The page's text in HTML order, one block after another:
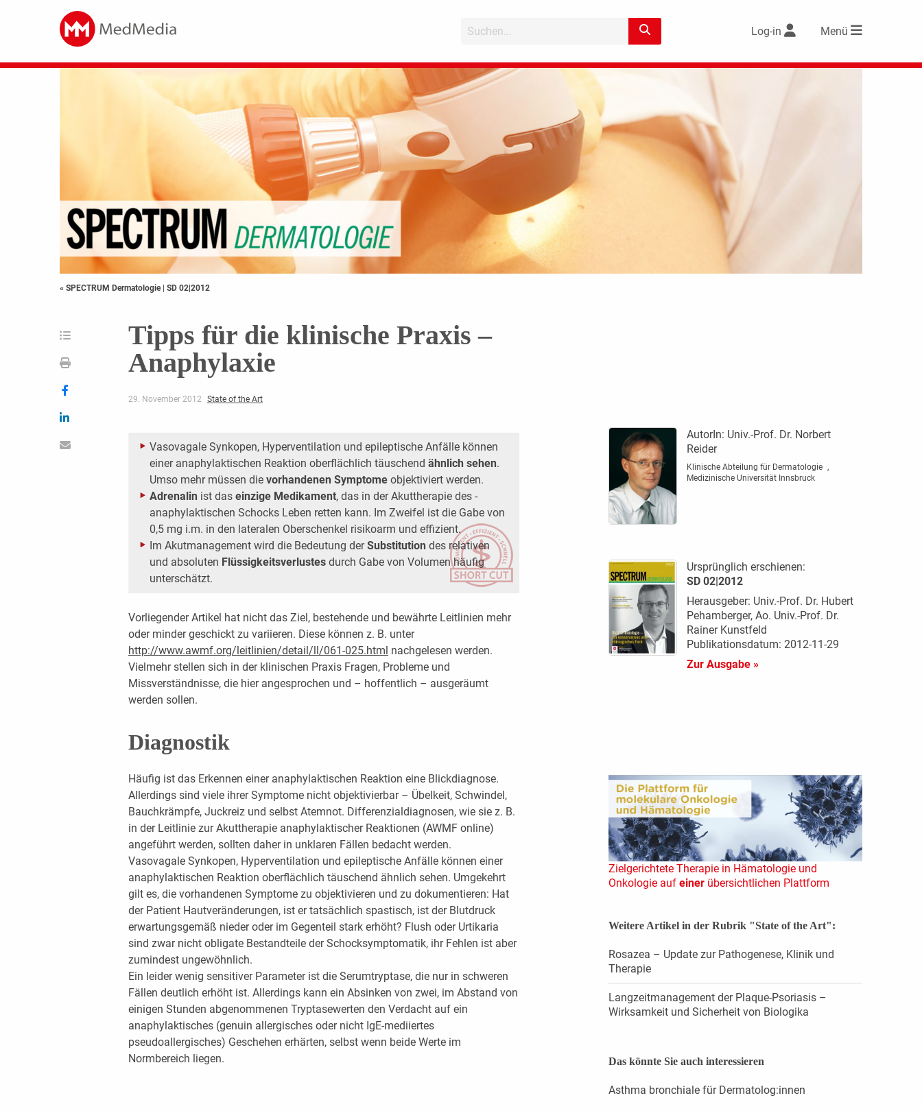
Log-in Menü
« SPECTRUM Dermatologie | SD 02|2012
Tipps für die klinische Praxis –
Anaphylaxie
29. November 2012 State of the Art
Vasovagale Synkopen, Hyperventilation und epileptische Anfälle können
einer anaphylaktischen Reaktion oberflächlich täuschend ähnlich sehen.
Umso mehr müssen die vorhandenen ­Symptomeobjektiviert werden.
Adrenalin ist das einzige Medikament, das in der Akuttherapie des ­
anaphylaktischen Schocks Leben retten kann. Im Zweifel ist die Gabe von
0,5 mg i.m. in den lateralen Oberschenkel risikoarm und effizient.
Im Akutmanagement wird die Bedeutung derSubstitution des relativen
und absoluten Flüssigkeitsverlustesdurch Gabe von Volumen häufig
unterschätzt.
Vorliegender Artikel hat nicht das Ziel, bestehende und bewährte Leitlinien mehr
oder minder geschickt zu variieren. Diese können z. B. unter
http://www.awmf.org/leitlinien/detail/ll/061-025.html nachgelesen werden.
Vielmehr stellen sich in der klinischen Praxis Fragen, Probleme und
Missverständnisse, die hier angesprochen und – hoffentlich – ausgeräumt
werden sollen.
Diagnostik
Häufig ist das Erkennen einer anaphylaktischen Reaktion eine Blickdiagnose.
Allerdings sind viele ihrer Symptome nicht objektivierbar – Übelkeit, Schwindel,
Bauchkrämpfe, Juckreiz und selbst Atemnot. Differenzialdiagnosen, wie sie z. B.
in der Leitlinie zur Akuttherapie anaphylaktischer Reaktionen (AWMF online)
angeführt werden, sollten daher in unklaren Fällen bedacht werden.
Vasovagale Synkopen, Hyperventilation und epileptische Anfälle können einer
anaphylaktischen Reaktion oberflächlich täuschend ähnlich sehen. Umgekehrt
gilt es, die vorhandenen Symptome zu objektivieren und zu dokumentieren: Hat
der Patient Hautveränderungen, ist er tatsächlich spastisch, ist der Blutdruck
erwartungsgemäß nieder oder im Gegenteil stark erhöht? Flush oder Urtikaria
sind zwar nicht obligate Bestandteile der Schocksymptomatik, ihr Fehlen ist aber
zumindest ungewöhnlich.
Ein leider wenig sensitiver Parameter ist die Serumtryptase, die nur in schweren
Fällen deutlich erhöht ist. Allerdings kann ein Absinken von zwei, im Abstand von
einigen Stunden abgenommenen Tryptasewerten den Verdacht auf ein
anaphylaktisches (genuin allergisches oder nicht IgE-mediiertes
pseudoallergisches) Geschehen erhärten, selbst wenn beide Werte im
Normbereich liegen.
AutorIn: Univ.-Prof. Dr. Norbert
Reider
Klinische Abteilung für Dermatologie ,
Medizinische Universität Innsbruck
Ursprünglich erschienen:
SD 02|2012
Herausgeber: Univ.-Prof. Dr. Hubert
Pehamberger, Ao. Univ.-Prof. Dr.
Rainer Kunstfeld
Publikationsdatum: 2012-11-29
Zur Ausgabe »
Zielgerichtete Therapie in Hämatologie und
Onkologie auf einerübersichtlichen Plattform
Weitere Artikel in der Rubrik "State of the Art":
Rosazea – Update zur Pathogenese, Klinik und
Therapie
Langzeitmanagement der Plaque-Psoriasis –
Wirksamkeit und Sicherheit von Biologika
Das könnte Sie auch interessieren
Asthma bronchiale für Dermatolog:innen